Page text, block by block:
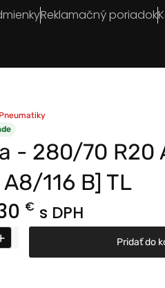
Reklamačný poriadok
Pneumatiky
- 280/70 R20
A8/116 B] TL
€ s DPH
Pridať do